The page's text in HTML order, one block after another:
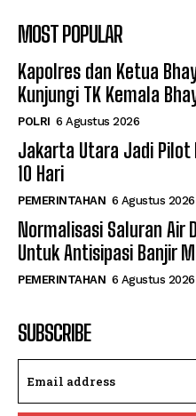
MOST POPULAR
Kapolres dan Ketua
Kunjungi TK Kemala
POLRI 6 Agustus 2026
Jakarta Utara Jadi Pilot
10 Hari
PEMERINTAHAN 6 Agustus 2026
Normalisasi Saluran Air
Untuk Antisipasi Banjir
PEMERINTAHAN 6 Agustus 2026
SUBSCRIBE